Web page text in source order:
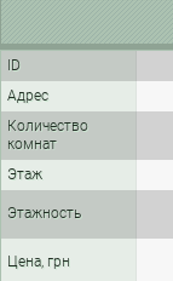
ID
Адрес
Количество
комнат
Этаж
Этажность
Цена, грн